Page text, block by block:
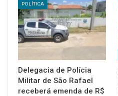
POLÍTICA
Delegacia de Polícia
Militar de São Rafael
receberá emenda de R$